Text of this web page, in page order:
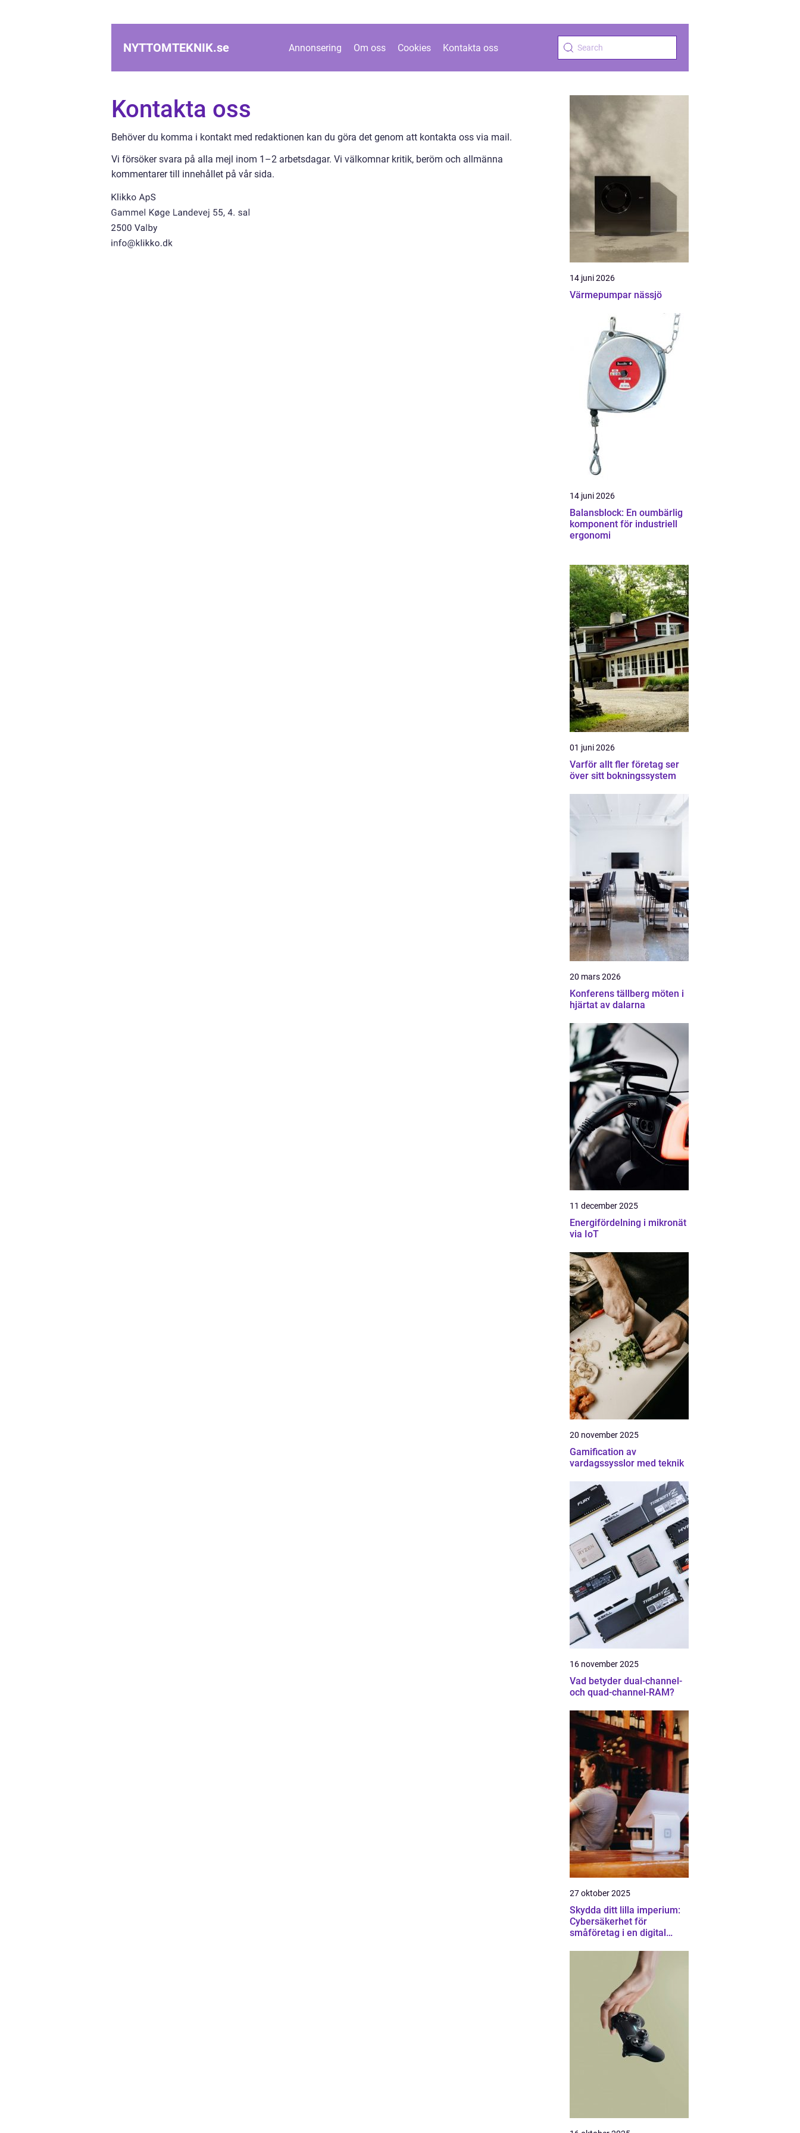
NYTTOMTEKNIK.se Annonsering Om oss Cookies Kontakta oss
Kontakta oss
Behöver du komma i kontakt med redaktionen kan du göra det genom att kontakta oss via mail.
Vi försöker svara på alla mejl inom 1–2 arbetsdagar. Vi välkomnar kritik, beröm och allmänna
kommentarer till innehållet på vår sida.
14 juni 2026
Värmepumpar nässjö
14 juni 2026
Balansblock: En oumbärlig
komponent för industriell
ergonomi
01 juni 2026
Varför allt fler företag ser
över sitt bokningssystem
20 mars 2026
Konferens tällberg möten i
hjärtat av dalarna
11 december 2025
Energifördelning i mikronät
via IoT
20 november 2025
Gamification av
vardagssysslor med teknik
16 november 2025
Vad betyder dual-channel-
och quad-channel-RAM?
27 oktober 2025
Skydda ditt lilla imperium:
Cybersäkerhet för
småföretag i en digital